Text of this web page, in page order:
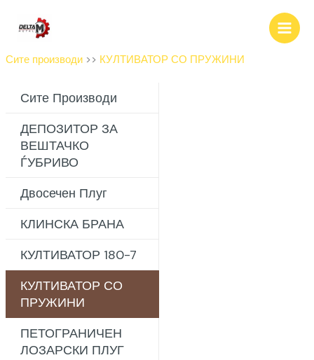
содржина
Сите производи>> КУЛТИВАТОР СО ПРУЖИНИ
Сите Производи
ДЕПОЗИТОР ЗА
ВЕШТАЧКО
ЃУБРИВО
Двосечен Плуг
КЛИНСКА БРАНА
КУЛТИВАТОР 180-7
КУЛТИВАТОР СО
ПРУЖИНИ
ПЕТОГРАНИЧЕН
ЛОЗАРСКИ ПЛУГ